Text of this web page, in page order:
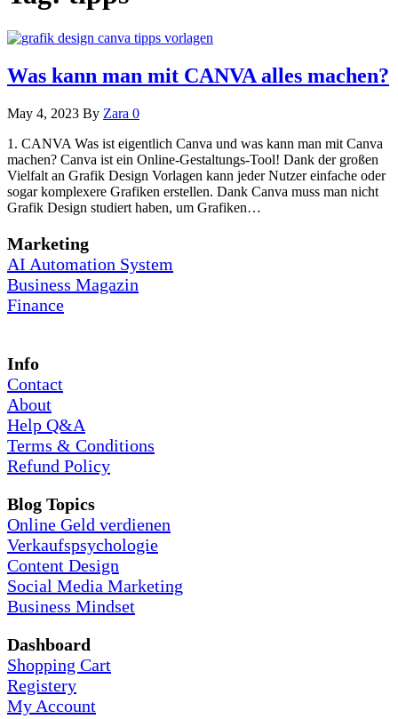
Was kann man mit CANVA alles machen?
May 4, 2023 By Zara 0
1. CANVA Was ist eigentlich Canva und was kann man mit Canva
machen? Canva ist ein Online-Gestaltungs-Tool! Dank der großen
Vielfalt an Grafik Design Vorlagen kann jeder Nutzer einfache oder
sogar komplexere Grafiken erstellen. Dank Canva muss man nicht
Grafik Design studiert haben, um Grafiken…
Marketing
AI Automation System
Business Magazin
Finance
Info
Contact
About
Help Q&A
Terms & Conditions
Refund Policy
Blog Topics
Online Geld verdienen
Verkaufspsychologie
Content Design
Social Media Marketing
Business Mindset
Dashboard
Shopping Cart
Registery
My Account